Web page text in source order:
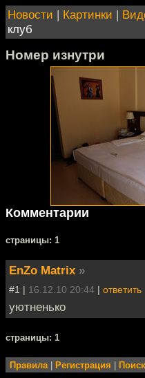
Новости | Картинки |
клуб
Номер изнутри
Комментарии
cтраницы: 1
EnZo Matrix »
#1 | 16.12.10 20:44 | ответить
уютненько
cтраницы: 1
Правила Регистрация Поиск